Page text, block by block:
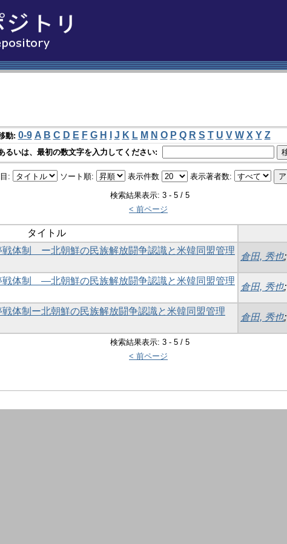
動: 0-9 A B C D E F G H J K L M N O P Q R S T U V W X Y Z
るいは、最初の数文字を入力してください:
: ソート順: 表示件数 表示著者数:
検索結果表示: 3 - 5 / 5
< 前ページ
タイトル
戦体制 ー北朝鮮の民族解放闘争認識と米韓同盟管理
倉田, 秀也;
戦体制 ―北朝鮮の民族解放闘争認識と米韓同盟管理
倉田, 秀也;
体制ー北朝鮮の民族解放闘争認識と米韓同盟管理
倉田, 秀也;
検索結果表示: 3 - 5 / 5
< 前ページ